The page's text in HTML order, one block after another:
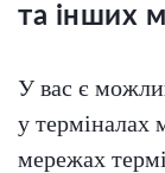
та інших
У вас є
у терміналах
мережах